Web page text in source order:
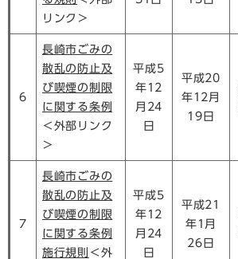
リンク＞
6
長崎市ごみの
散乱の防止及
び喫煙の制限
に関する条例
＜外部リンク
＞
平成5
年12
月24
日
平成20
年12月
19日
7
長崎市ごみの
散乱の防止及
び喫煙の制限
に関する条例
施行規則 ＜外
平成5
年12
月24
日
平成21
年1月
26日